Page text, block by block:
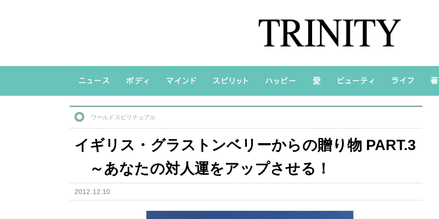
ワールドスピリチュアル
イギリス・グラストンベリーからの贈り物 PART.3
～あなたの対人運をアップさせる！
2012.12.10